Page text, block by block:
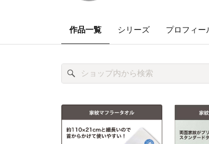
作品一覧 シリーズ プロフィー